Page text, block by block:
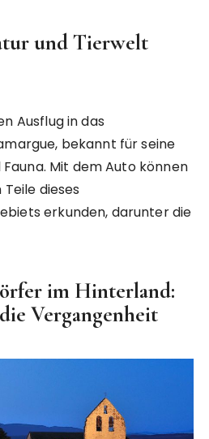
und Tierwelt
Ausflug in das
bekannt für seine
Mit dem Auto können
dieses
erkunden, darunter die
im Hinterland:
Vergangenheit